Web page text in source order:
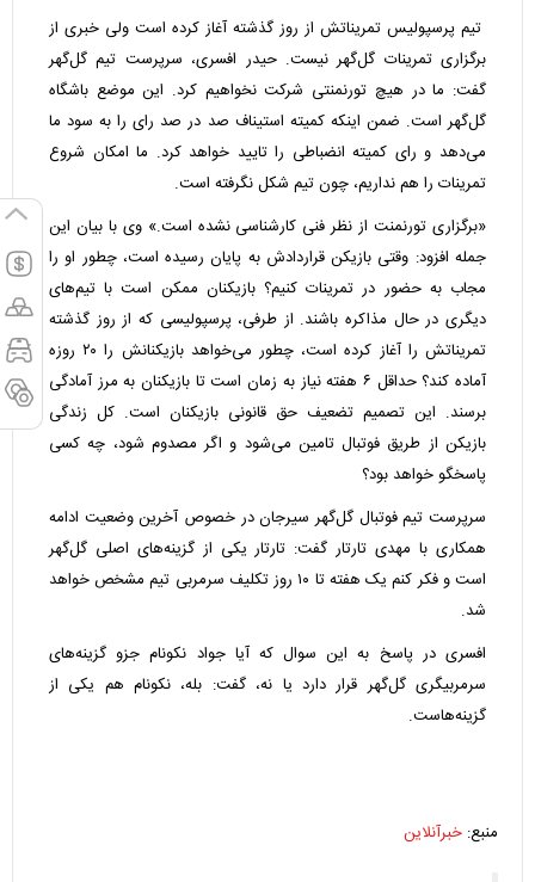
تیم پرسپولیس تمریناتش از روز گذشته آغاز کرده است ولی خبری از
برگزاری تمرینات گل‌گهر نیست. حیدر افسری، سرپرست تیم گل‌گهر
گفت: ما در هیچ تورنمنتی شرکت نخواهیم کرد. این موضع باشگاه
گل‌گهر است. ضمن اینکه کمیته استیناف صد در صد رای را به سود ما
می‌دهد و رای کمیته انضباطی را تایید خواهد کرد. ما امکان شروع
تمرینات را هم نداریم، چون تیم شکل نگرفته است.
«برگزاری تورنمنت از نظر فنی کارشناسی نشده است.» وی با بیان این
جمله افزود: وقتی بازیکن قراردادش به پایان رسیده است، چطور او را
مجاب به حضور در تمرینات کنیم؟ بازیکنان ممکن است با تیم‌های
دیگری در حال مذاکره باشند. از طرفی، پرسپولیسی که از روز گذشته
تمریناتش را آغاز کرده است، چطور می‌خواهد بازیکنانش را ۲۰ روزه
آماده کند؟ حداقل ۶ هفته نیاز به زمان است تا بازیکنان به مرز آمادگی
برسند. این تصمیم تضعیف حق قانونی بازیکنان است. کل زندگی
بازیکن از طریق فوتبال تامین می‌شود و اگر مصدوم شود، چه کسی
پاسخگو خواهد بود؟
سرپرست تیم فوتبال گل‌گهر سیرجان در خصوص آخرین وضعیت ادامه
همکاری با مهدی تارتار گفت: تارتار یکی از گزینه‌های اصلی گل‌گهر
است و فکر کنم یک هفته تا ۱۰ روز تکلیف سرمربی تیم مشخص خواهد
شد.
افسری در پاسخ به این سوال که آیا جواد نکونام جزو گزینه‌های
سرمربیگری گل‌گهر قرار دارد یا نه، گفت: بله، نکونام هم یکی از
گزینه‌هاست.
منبع: خبرآنلاین